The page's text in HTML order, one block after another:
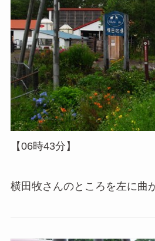
【06時43分】
横田牧さんのところを左に曲